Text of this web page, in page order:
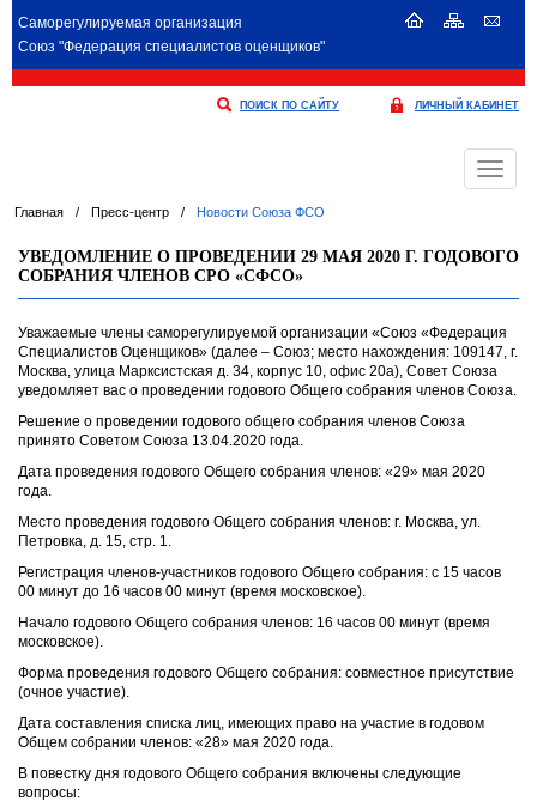
Саморегулируемая организация
Союз "Федерация специалистов оценщиков"
ПОИСК ПО САЙТУ ЛИЧНЫЙ КАБИНЕТ
Меню
Главная / Пресс-центр / Новости Союза ФСО
УВЕДОМЛЕНИЕ О ПРОВЕДЕНИИ 29 МАЯ 2020 Г. ГОДОВОГО
СОБРАНИЯ ЧЛЕНОВ СРО «СФСО»
Уважаемые члены саморегулируемой организации «Союз «Федерация
Специалистов Оценщиков» (далее – Союз; место нахождения: 109147, г.
Москва, улица Марксистская д. 34, корпус 10, офис 20а), Совет Союза
уведомляет вас о проведении годового Общего собрания членов Союза.
Решение о проведении годового общего собрания членов Союза
принято Советом Союза 13.04.2020 года.
Дата проведения годового Общего собрания членов: «29» мая 2020
года.
Место проведения годового Общего собрания членов: г. Москва, ул.
Петровка, д. 15, стр. 1.
Регистрация членов-участников годового Общего собрания: с 15 часов
00 минут до 16 часов 00 минут (время московское).
Начало годового Общего собрания членов: 16 часов 00 минут (время
московское).
Форма проведения годового Общего собрания: совместное присутствие
(очное участие).
Дата составления списка лиц, имеющих право на участие в годовом
Общем собрании членов: «28» мая 2020 года.
В повестку дня годового Общего собрания включены следующие
вопросы: